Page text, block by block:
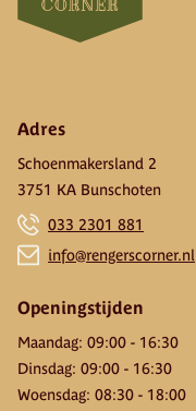
Adres
Schoenmakersland 2
3751 KA Bunschoten
033 2301 881
info@rengerscorner.nl
Openingstijden
Maandag: 09:00 - 16:30
Dinsdag: 09:00 - 16:30
Woensdag: 08:30 - 18:00